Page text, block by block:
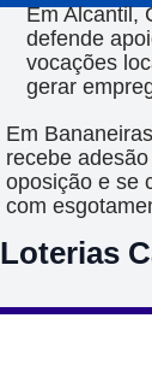
Em Alcantil,
defende
vocações
gerar
Em
recebe
oposição e se
com
Loterias